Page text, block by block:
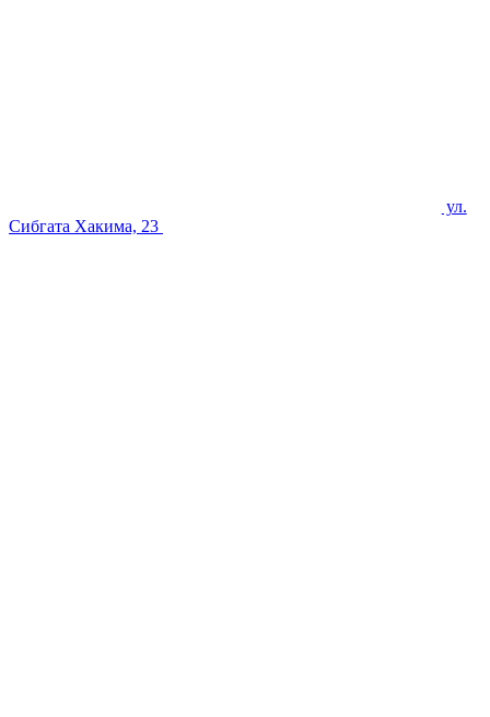
ул.
Сибгата Хакима, 23